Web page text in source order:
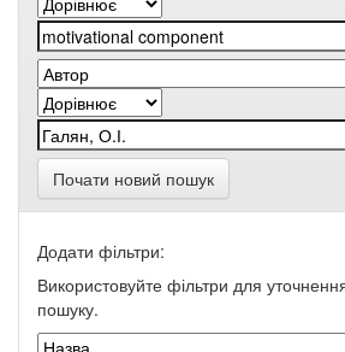
Почати новий пошук
Додати фільтри:
Використовуйте фільтри для
пошуку.